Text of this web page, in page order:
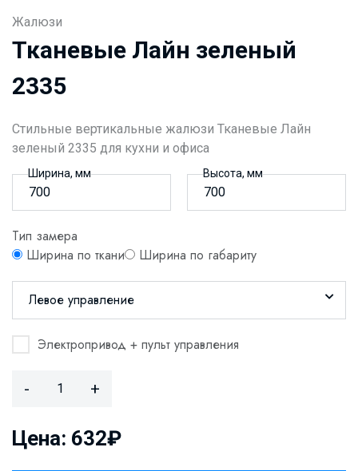
Жалюзи
Тканевые Лайн зеленый
2335
Стильные вертикальные жалюзи Тканевые Лайн
зеленый 2335 для кухни и офиса
Ширина, мм Высота, мм
Тип замера
Ширина по ткани
Ширина по габариту
Левое управление
Электропривод + пульт управления
- +
Цена: 632₽